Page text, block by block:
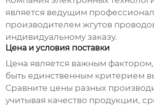
является ведущим
производителемжгутов
индивидуальному заказу.
Цена и условия поставки
Цена является важным
быть единственным критерием
Сравните цены разных
учитывая качество продукции,